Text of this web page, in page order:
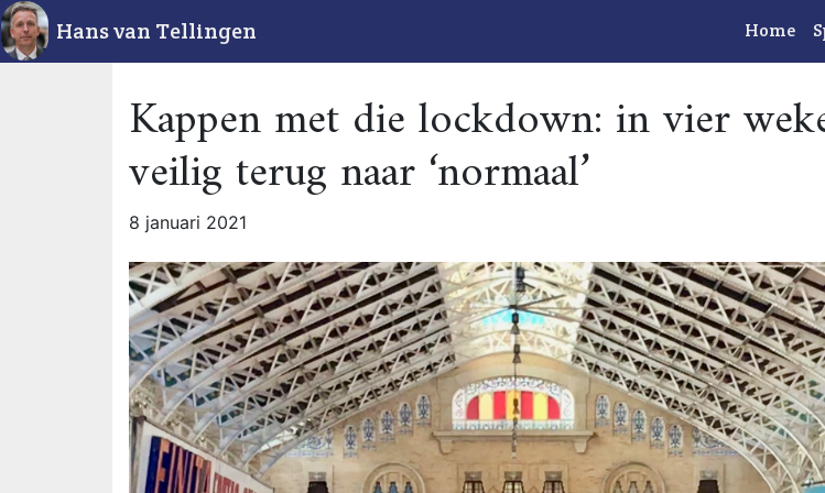
Hans van Tellingen Home
Kappen met die lockdown: in vier
veilig terug naar ‘normaal’
8 januari 2021